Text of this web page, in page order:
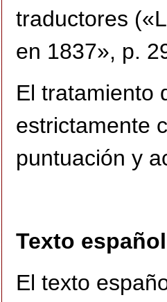
traductores
en 1837», p.
El tratamiento
estrictamente
puntuación y
Texto español
El texto